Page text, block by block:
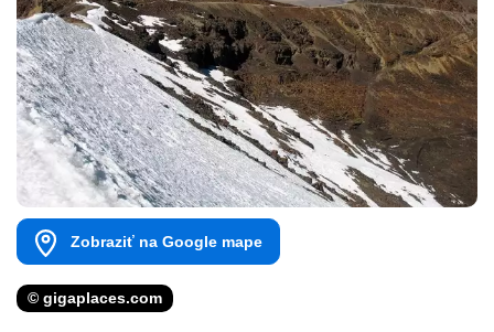
Zobraziť na Google mape
© gigaplaces.com